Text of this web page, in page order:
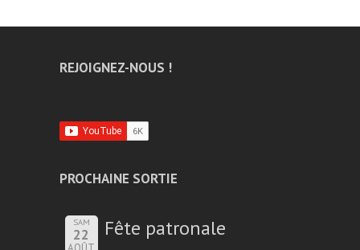
REJOIGNEZ-NOUS !
PROCHAINE SORTIE
SAM
22 Fête patronale